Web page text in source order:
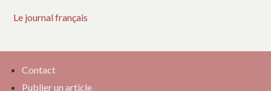
Le journal français
Contact
Publier un article